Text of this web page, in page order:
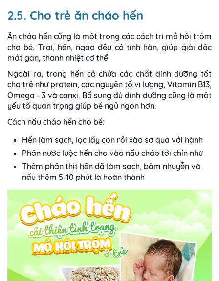
2.5. Cho trẻ ăn cháo hến
Ăn cháo hến cũng là một trong các cách trị mồ hôi trộm
cho bé. Trai, hến, ngao đều có tính hàn, giúp giải độc
mát gan, thanh nhiệt cơ thể.
Ngoài ra, trong hến có chứa các chất dinh dưỡng tốt
cho trẻ như protein, các nguyên tố vi lượng, Vitamin B13,
Omega - 3 và canxi. Bổ sung đủ dinh dưỡng cũng là một
yếu tố quan trọng giúp bé ngủ ngon hơn.
Cách nấu cháo hến cho bé:
Hến làm sạch, lọc lấy con rồi xào sơ qua với hành
Phần nước luộc hến cho vào nấu cháo tới chín nhừ
Thêm phần thịt hến đã làm sạch, băm nhuyễn và
nấu thêm 5-10 phút là hoàn thành